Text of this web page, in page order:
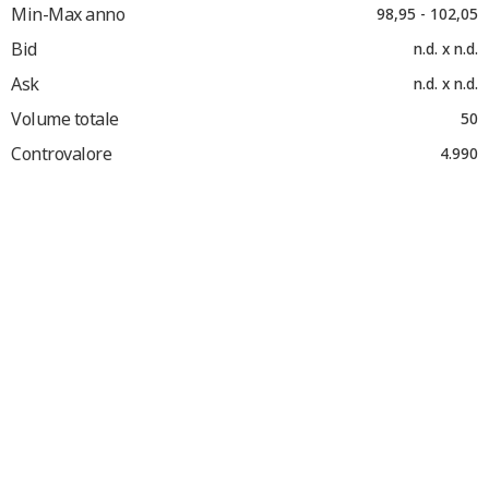
Min-Max anno 98,95 - 102,05
Bid n.d. x n.d.
Ask n.d. x n.d.
Volume totale 50
Controvalore 4.990